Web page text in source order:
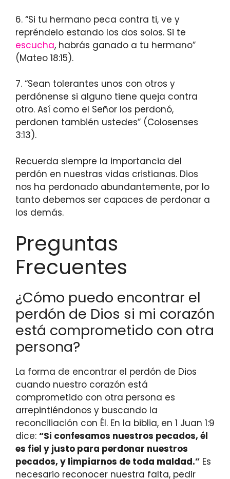
6. “Si tu hermano peca contra ti, ve y
repréndelo estando los dos solos. Si te
escucha, habrás ganado a tu hermano”
(Mateo 18:15).
7. “Sean tolerantes unos con otros y
perdónense si alguno tiene queja contra
otro. Así como el Señor los perdonó,
perdonen también ustedes” (Colosenses
3:13).
Recuerda siempre la importancia del
perdón en nuestras vidas cristianas. Dios
nos ha perdonado abundantemente, por lo
tanto debemos ser capaces de perdonar a
los demás.
Preguntas
Frecuentes
¿Cómo puedo encontrar el
perdón de Dios si mi corazón
está comprometido con otra
persona?
La forma de encontrar el perdón de Dios
cuando nuestro corazón está
comprometido con otra persona es
arrepintiéndonos y buscando la
reconciliación con Él. En la biblia, en 1 Juan 1:9
dice: “Si confesamos nuestros pecados, él
es fiel y justo para perdonar nuestros
pecados, y limpiarnos de toda maldad.” Es
necesario reconocer nuestra falta, pedir